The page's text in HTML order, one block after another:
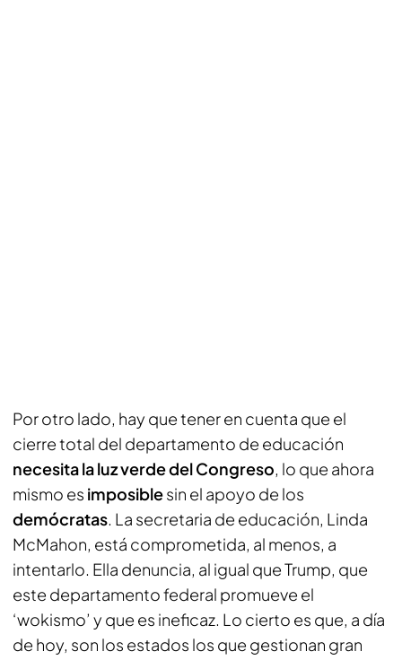
Por otro lado, hay que tener en cuenta que el
cierre total del departamento de educación
necesita la luz verde del Congreso, lo que ahora
mismo es imposiblesin el apoyo de los
demócratas. La secretaria de educación, Linda
McMahon, está comprometida, al menos, a
intentarlo. Ella denuncia, al igual que Trump, que
este departamento federal promueve el
‘wokismo’ y que es ineficaz. Lo cierto es que, a día
de hoy, son los estados los que gestionan gran